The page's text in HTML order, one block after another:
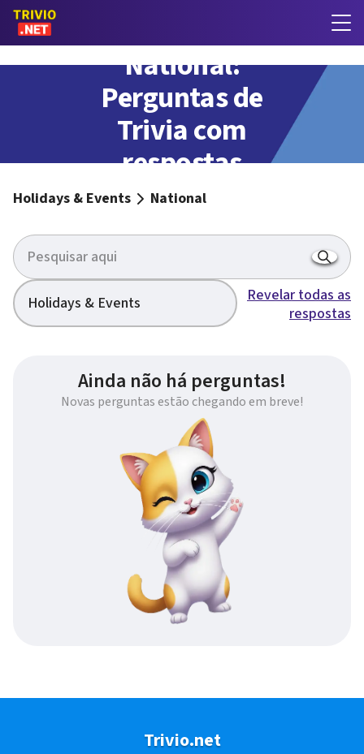
National:
Perguntas de
Trivia com
respostas
Holidays & Events National
Holidays & Events
Revelar todas as
respostas
Ainda não há perguntas!
Novas perguntas estão chegando em breve!
Trivio.net